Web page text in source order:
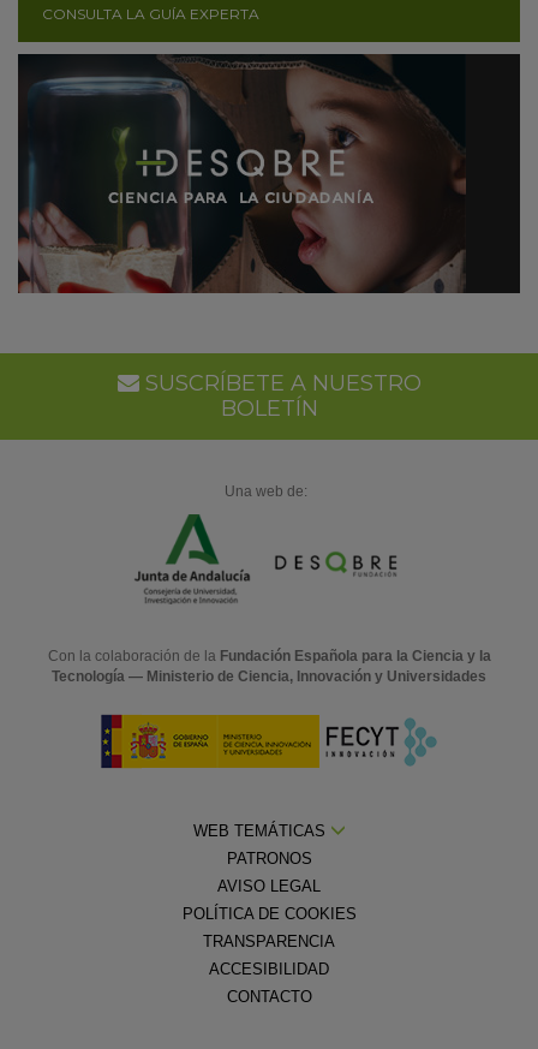
CONSULTA LA GUÍA EXPERTA
SUSCRÍBETE A NUESTRO
BOLETÍN
Una web de:
Con la colaboración de la Fundación Española para la Ciencia y la
Tecnología — Ministerio de Ciencia, Innovación y Universidades
WEB TEMÁTICAS
PATRONOS
AVISO LEGAL
POLÍTICA DE COOKIES
TRANSPARENCIA
ACCESIBILIDAD
CONTACTO